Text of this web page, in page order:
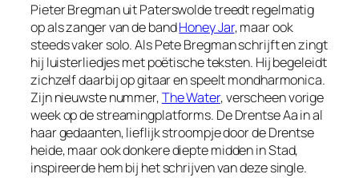
Pieter Bregman uit Paterswolde treedt regelmatig
op als zanger van de bandHoney Jar, maar ook
steeds vaker solo. Als Pete Bregman schrijft en zingt
hij luisterliedjes met poëtische teksten. Hij begeleidt
zichzelf daarbij op gitaar en speelt mondharmonica.
Zijn nieuwste nummer,The Water, verscheen vorige
week op de streamingplatforms. De Drentse Aa in al
haar gedaanten, lieflijk stroompje door de Drentse
heide, maar ook donkere diepte midden in Stad,
inspireerde hem bij het schrijven van deze single.